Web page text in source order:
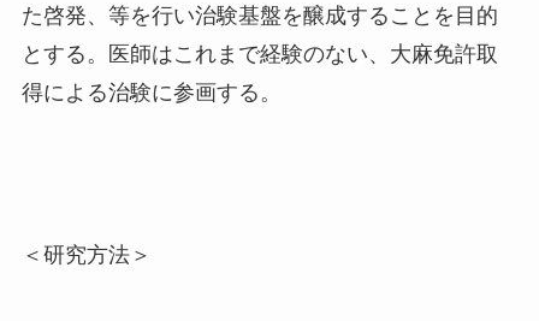
た啓発、等を行い治験基盤を醸成することを目的
とする。医師はこれまで経験のない、大麻免許取
得による治験に参画する。
＜研究方法＞